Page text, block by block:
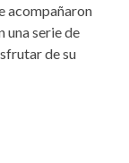
acompañaron
una serie de
de su